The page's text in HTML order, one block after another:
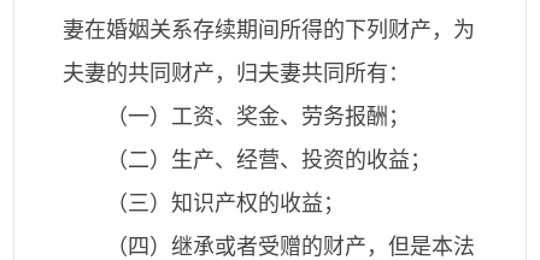
妻在婚姻关系存续期间所得的下列财产，为
夫妻的共同财产，归夫妻共同所有：
（一）工资、奖金、劳务报酬；
（二）生产、经营、投资的收益；
（三）知识产权的收益；
（四）继承或者受赠的财产，但是本法